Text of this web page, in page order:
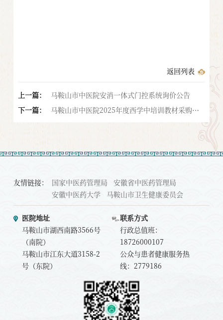
返回列表
上一篇：
马鞍山市中医院安消一体式门控系统询价公告
下一篇：
马鞍山市中医院2025年度西学中培训教材采购项
友情链接： 国家中医药管理局
安徽省中医药管理局
安徽中医药大学
马鞍山市卫生健康委员会
医院地址
马鞍山市湖西南路3566号
（南院）
马鞍山市江东大道3158-2
号（东院）
联系方式
行政总值班：
18726000107
公众与患者健康服务热
线：2779186